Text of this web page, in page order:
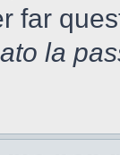
far
la